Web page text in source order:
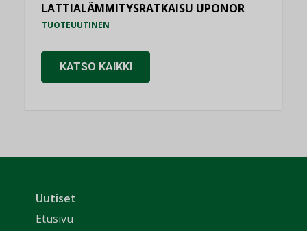
LATTIALÄMMITYSRATKAISU UPONOR
TUOTEUUTINEN
KATSO KAIKKI
Uutiset
Etusivu